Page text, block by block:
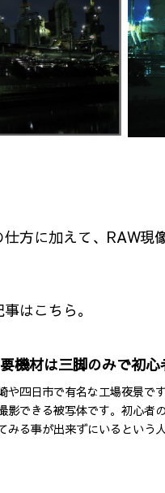
方に加えて、RAW現
はこちら。
機材は三脚のみで初
や四日市で有名な工場夜景で
影できる被写体です。初心者
みる事が出来ずにいるという